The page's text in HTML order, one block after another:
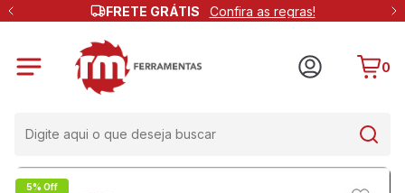
FRETE GRÁTIS Confira as regras!
0
5% Off